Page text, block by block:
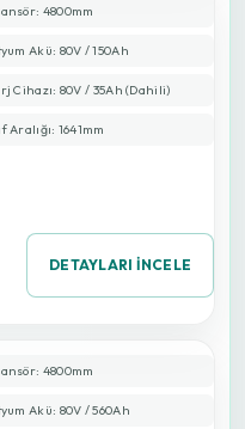
DETAYLARI İNCELE
4800mm
Akü: 80V / 150Ah
Cihazı: 80V / 35Ah (Dahili)
Aralığı: 1641mm
4800mm
Akü: 80V / 560Ah